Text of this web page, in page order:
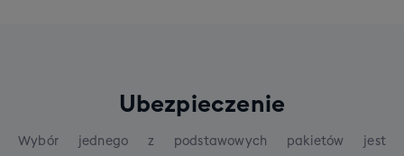
indywidualnym szkoleniu narciarskim lub
zaawansowania. Szkolenie prowadzone przez
Ubezpieczenie
Wybór jednego z podstawowych pakietów jest